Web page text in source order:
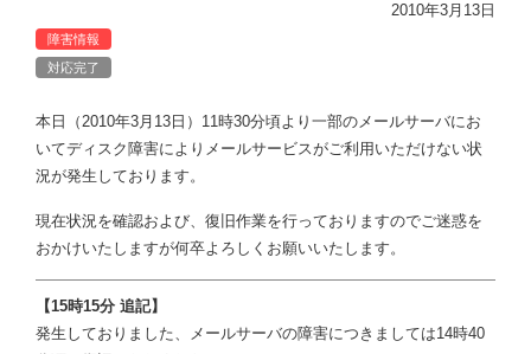
2010年3月13日
障害情報
対応完了
本日（2010年3月13日）11時30分頃より一部のメールサーバにお
いてディスク障害によりメールサービスがご利用いただけない状
況が発生しております。
現在状況を確認および、復旧作業を行っておりますのでご迷惑を
おかけいたしますが何卒よろしくお願いいたします。
【15時15分 追記】
発生しておりました、メールサーバの障害につきましては14時40